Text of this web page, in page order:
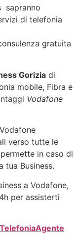
sapranno
di telefonia
gratuita
Gorizia di
mobile, Fibra e
Vodafone
verso tutte le
in caso di
tua Business.
a Vodafone,
per assisterti
Agente